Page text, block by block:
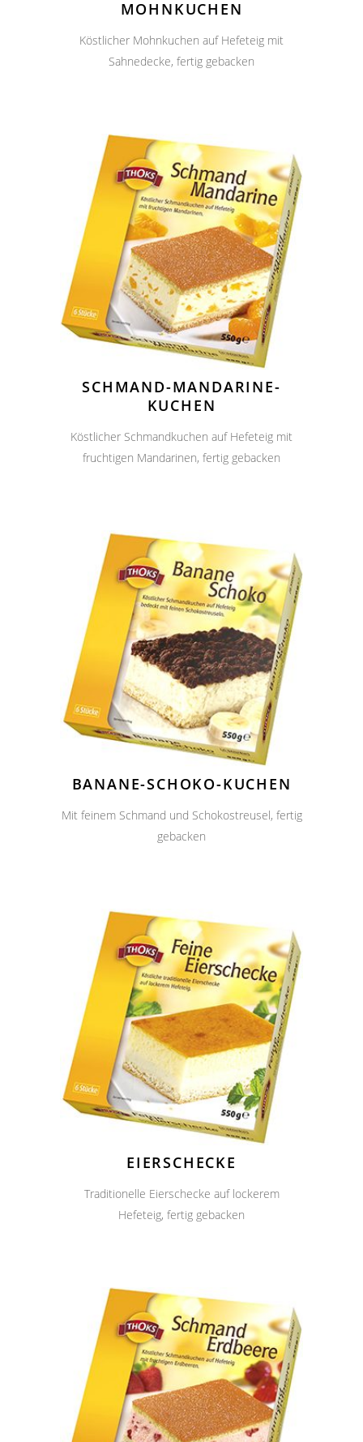
MOHNKUCHEN
Köstlicher Mohnkuchen auf Hefeteig mit
Sahnedecke, fertig gebacken
SCHMAND-MANDARINE-
KUCHEN
Köstlicher Schmandkuchen auf Hefeteig mit
fruchtigen Mandarinen, fertig gebacken
BANANE-SCHOKO-KUCHEN
Mit feinem Schmand und Schokostreusel, fertig
gebacken
EIERSCHECKE
Traditionelle Eierschecke auf lockerem
Hefeteig, fertig gebacken